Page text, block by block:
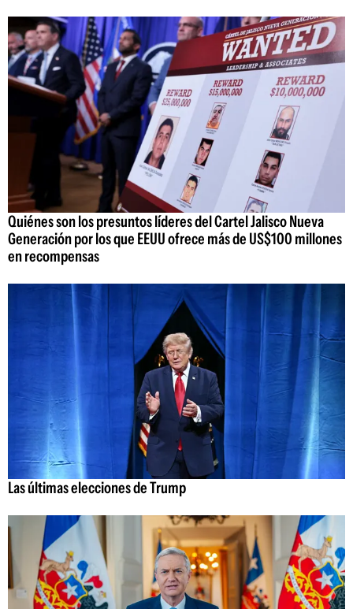
Quiénes son los presuntos líderes del Cartel Jalisco Nueva
Generación por los que EEUU ofrece más de US$100 millones
en recompensas
Las últimas elecciones de Trump